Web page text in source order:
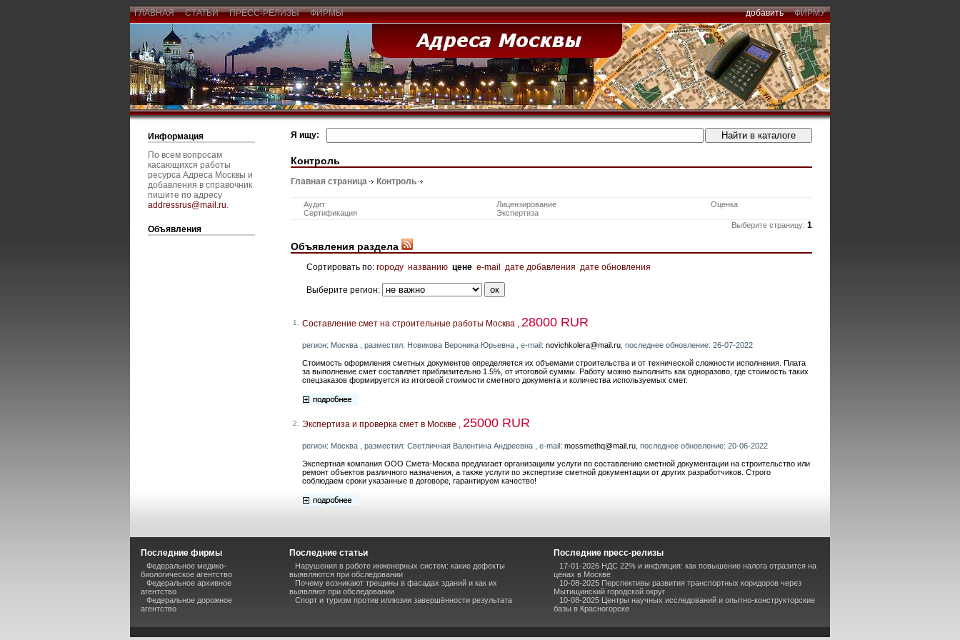
ГЛАВНАЯ СТАТЬИ ПРЕСС-РЕЛИЗЫ ФИРМЫ добавить ФИРМУ
Информация
По всем вопросам
касающихся работы
ресурса Адреса Москвы и
добавления в справочник
пишите по адресу
addressrus@mail.ru.
Объявления
Я ищу:
Контроль
Главная страница Контроль
Аудит Лицензирование
Оценка
Сертификация
Экспертиза
Выберите страницу: 1
Объявления раздела
Сортировать по: городу названию цене e-mail дате добавления дате обновления
Выберите регион:
1. Составление смет на строительные работы Москва , 28000 RUR
регион: Москва , разместил: Новикова Вероника Юрьевна , e-mail: novichkolera@mail.ru , последнее обновление: 26-07-2022
Стоимость оформления сметных документов определяется их объемами строительства и от технической сложности исполнения. Плата
за выполнение смет составляет приблизительно 1.5%, от итоговой суммы. Работу можно выполнить как одноразово, где стоимость таких
спецзаказов формируется из итоговой стоимости сметного документа и количества используемых смет.
2. Экспертиза и проверка смет в Москве , 25000 RUR
регион: Москва , разместил: Светличная Валентина Андреевна , e-mail: mossmethq@mail.ru , последнее обновление: 20-06-2022
Экспертная компания ООО Смета-Москва предлагает организациям услуги по составлению сметной документации на строительство или
ремонт объектов различного назначения, а также услуги по экспертизе сметной документации от других разработчиков. Строго
соблюдаем сроки указанные в договоре, гарантируем качество!
Последние фирмы
Федеральное медико-
биологическое агентство
Федеральное архивное
агентство
Федеральное дорожное
агентство
Последние статьи
Нарушения в работе инженерных систем: какие дефекты
выявляются при обследовании
Почему возникают трещины в фасадах зданий и как их
выявляют при обследовании
Спорт и туризм против иллюзии завершённости результата
Последние пресс-релизы
17-01-2026 НДС 22% и инфляция: как повышение налога отразится на
ценах в Москве
10-08-2025 Перспективы развития транспортных коридоров через
Мытищинский городской округ
10-08-2025 Центры научных исследований и опытно-конструкторские
базы в Красногорске